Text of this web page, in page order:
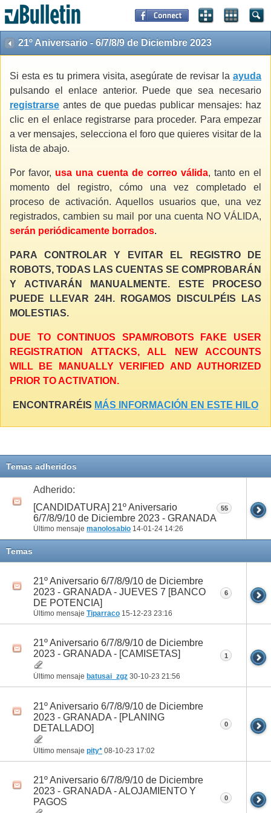
21º Aniversario - 6/7/8/9 de Diciembre 2023
Si esta es tu primera visita, asegúrate de revisar la ayuda
pulsando el enlace anterior. Puede que sea necesario
registrarse antes de que puedas publicar mensajes: haz
clic en el enlace registrarse para proceder. Para empezar
a ver mensajes, selecciona el foro que quieres visitar de la
lista de abajo.
Por favor, usa una cuenta de correo válida, tanto en el
momento del registro, cómo una vez completado el
proceso de activación. Aquellos usuarios que, una vez
registrados, cambien su mail por una cuenta NO VÁLIDA,
serán periódicamente borrados.
PARA CONTROLAR Y EVITAR EL REGISTRO DE
ROBOTS, TODAS LAS CUENTAS SE COMPROBARÁN
Y ACTIVARÁN MANUALMENTE. ESTE PROCESO
PUEDE LLEVAR 24H. ROGAMOS DISCULPÉIS LAS
MOLESTIAS.
DUE TO CONTINUOS SPAM/ROBOTS FAKE USER
REGISTRATION ATTACKS, ALL NEW ACCOUNTS
WILL BE MANUALLY VERIFIED AND AUTHORIZED
PRIOR TO ACTIVATION.
ENCONTRARÉIS MÁS INFORMACIÓN EN ESTE HILO
Temas adheridos
Adherido:
[CANDIDATURA] 21º Aniversario
6/7/8/9/10 de Diciembre 2023 - GRANADA
Último mensaje manolosabio 14-01-24 14:26
55
Temas
21º Aniversario 6/7/8/9/10 de Diciembre
2023 - GRANADA - JUEVES 7 [BANCO
DE POTENCIA]
Último mensaje Tiparraco 15-12-23 23:16
6
21º Aniversario 6/7/8/9/10 de Diciembre
2023 - GRANADA - [CAMISETAS]
Último mensaje batusai_zgz 30-10-23 21:56
1
21º Aniversario 6/7/8/9/10 de Diciembre
2023 - GRANADA - [PLANING
DETALLADO]
Último mensaje pity* 08-10-23 17:02
0
21º Aniversario 6/7/8/9/10 de Diciembre
2023 - GRANADA - ALOJAMIENTO Y
PAGOS
0